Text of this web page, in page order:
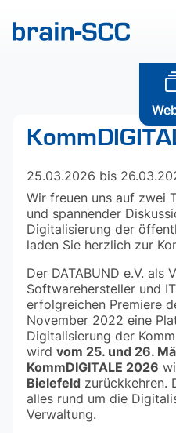
25.03.2026 bis
Wir freuen uns auf zwei
und spannender
Digitalisierung der
laden Sie herzlich zur
Der DATABUND e.V. als
Softwarehersteller und
erfolgreichen Premiere
November 2022 eine
Digitalisierung der
wird vom 25. und 26.
KommDIGITALE 2026
Bielefeld zurückkehren.
alles rund um die
Verwaltung.